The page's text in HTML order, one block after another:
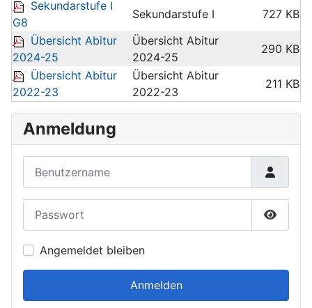
Anmeldung
Angemeldet bleiben
Anmelden
Sekundarstufe I
G8
Sekundarstufe I
727 KB
Übersicht Abitur
2024-25
Übersicht Abitur
2024-25
290 KB
Übersicht Abitur
2022-23
Übersicht Abitur
2022-23
211 KB